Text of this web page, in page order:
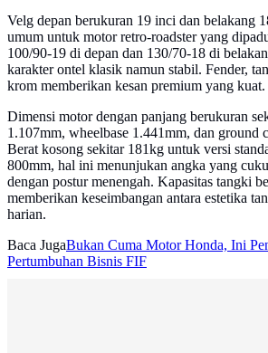
Velg depan berukuran 19 inci dan belakang
umum untuk motor retro-roadster yang
100/90-19 di depan dan 130/70-18 di
karakter ontel klasik namun stabil. Fender,
krom memberikan kesan premium yang kuat.
Dimensi motor dengan panjang berukuran
1.107mm, wheelbase 1.441mm, dan ground
Berat kosong sekitar 181kg untuk versi
800mm, hal ini menunjukan angka yang
dengan postur menengah. Kapasitas tangki
memberikan keseimbangan antara estetika
harian.
Baca JugaBukan Cuma Motor Honda, Ini
Pertumbuhan Bisnis FIF